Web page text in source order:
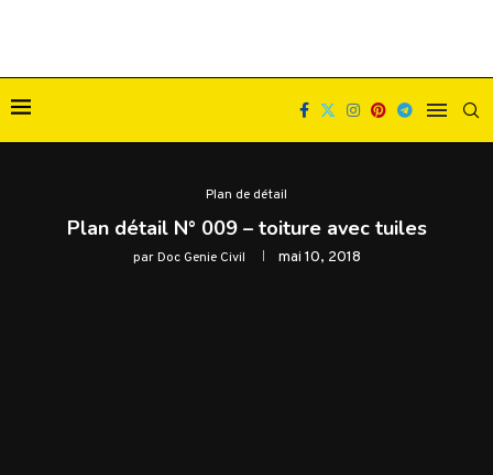
Plan de détail
Plan détail N° 009 – toiture avec tuiles
parDoc Genie Civil mai 10, 2018